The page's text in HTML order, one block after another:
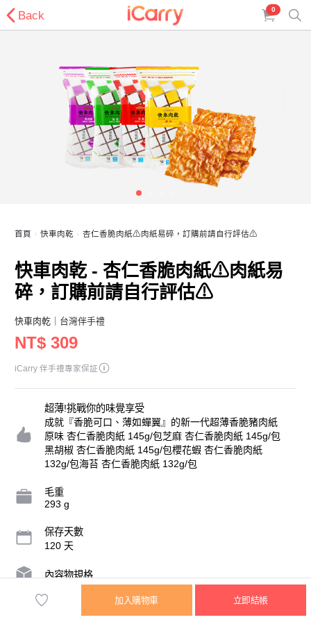
Back 0
首頁 快車肉乾 杏仁香脆肉紙⚠肉紙易碎，訂購前請自行評估⚠
快車肉乾 - 杏仁香脆肉紙⚠肉紙易
碎，訂購前請自行評估⚠
快車肉乾 ｜台灣伴手禮
NT$ 309
iCarry 伴手禮專家保証
超薄!挑戰你的味覺享受
成就『香脆可口、薄如蟬翼』的新一代超薄香脆豬肉紙
原味 杏仁香脆肉紙 145g/包芝麻 杏仁香脆肉紙 145g/包
黑胡椒 杏仁香脆肉紙 145g/包櫻花蝦 杏仁香脆肉紙
132g/包海苔 杏仁香脆肉紙 132g/包
毛重
293 g
保存天數
120 天
內容物規格
營業人名稱
青草地食品有限公司
加入購物車 立即結帳